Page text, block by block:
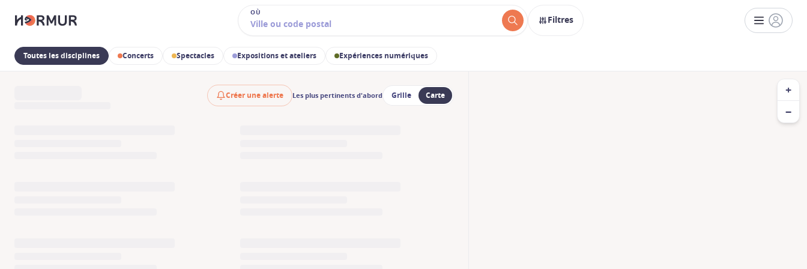
OÙ
Filtres
Toutes les disciplines Concerts Spectacles Expositions et ateliers Expériences numériques
Créer une alerte Les plus pertinents d'abord Grille Carte
+
−